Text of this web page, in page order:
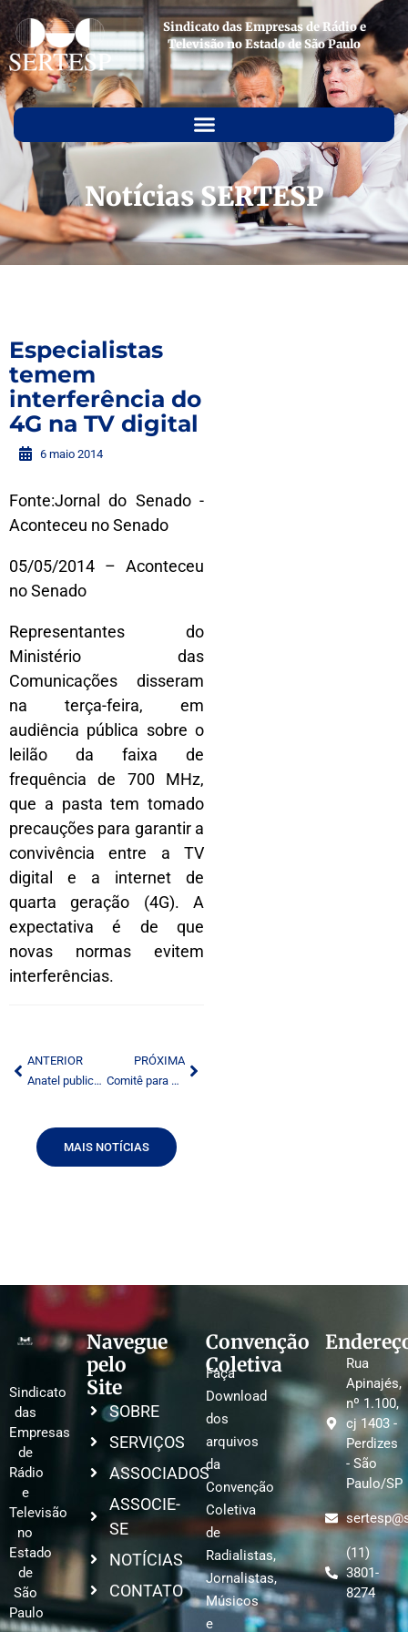
Sindicato das Empresas de Rádio e
Televisão no Estado de São Paulo
Notícias SERTESP
Especialistas
temem
interferência do
4G na TV digital
6 maio 2014
Fonte:Jornal do Senado -
Aconteceu no Senado
05/05/2014 – Aconteceu
no Senado
Representantes do
Ministério das
Comunicações disseram
na terça-feira, em
audiência pública sobre o
leilão da faixa de
frequência de 700 MHz,
que a pasta tem tomado
precauções para garantir a
convivência entre a TV
digital e a internet de
quarta geração (4G). A
expectativa é de que
novas normas evitem
interferências.
ANTERIOR
Anatel publica proposta de leilão de faixa para 4G
PRÓXIMA
Comitê para a Proteção dos Jornalistas lança relatório especial sobre liberdade de imprens
MAIS NOTÍCIAS
Sindicato
das
Empresas
de
Rádio
e
Televisão
no
Estado
de
São
Paulo
Navegue
pelo
Site
SOBRE
SERVIÇOS
ASSOCIADOS
ASSOCIE-
SE
NOTÍCIAS
CONTATO
Convenção
Coletiva
Faça
Download
dos
arquivos
da
Convenção
Coletiva
de
Radialistas,
Jornalistas,
Músicos
e
Rua
Apinajés,
nº 1.100,
cj 1403 -
Perdizes
- São
Paulo/SP
(11)
3801-
8274